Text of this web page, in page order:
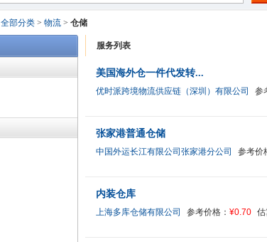
全部分类 > 物流 > 仓储
服务列表
美国海外仓一件代发转...
优时派跨境物流供应链（深圳）有限公司 参
张家港普通仓储
中国外运长江有限公司张家港分公司 参考价
内装仓库
上海多库仓储有限公司 参考价格： ¥0.70 估